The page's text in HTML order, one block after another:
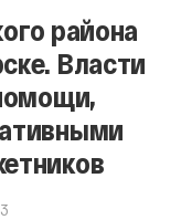
района
Власти